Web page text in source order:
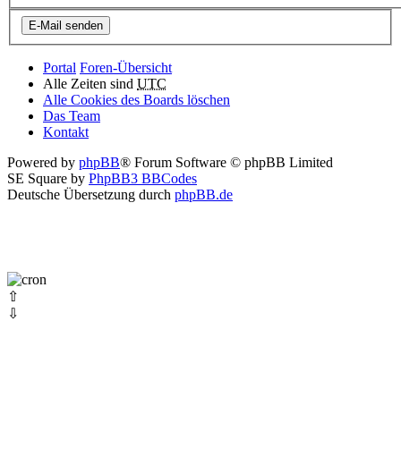
Portal Foren-Übersicht
Alle Zeiten sind UTC
Alle Cookies des Boards löschen
Das Team
Kontakt
Powered by phpBB® Forum Software © phpBB Limited
SE Square by PhpBB3 BBCodes
Deutsche Übersetzung durch phpBB.de
⇧
⇩